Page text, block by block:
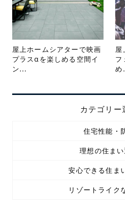
屋上ホームシアターで映画
プラスαを楽しめる空間イ
ン...
屋
フ
め
カテゴリー
住宅性能・
理想の住ま
安心できる住ま
リゾートライク